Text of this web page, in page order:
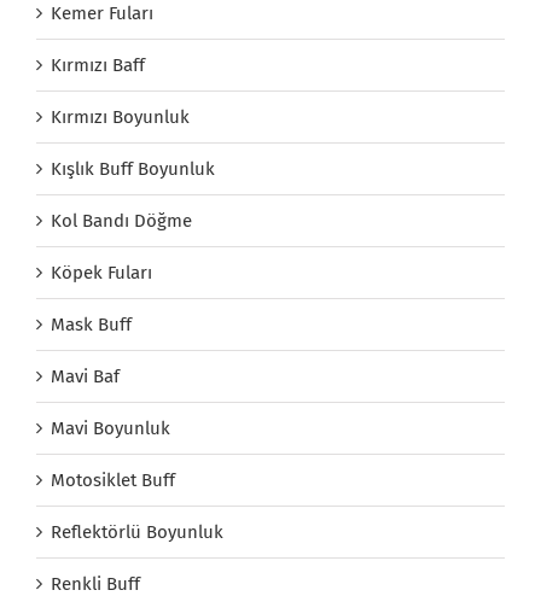
Kemer Fuları
Kırmızı Baff
Kırmızı Boyunluk
Kışlık Buff Boyunluk
Kol Bandı Döğme
Köpek Fuları
Mask Buff
Mavi Baf
Mavi Boyunluk
Motosiklet Buff
Reflektörlü Boyunluk
Renkli Buff